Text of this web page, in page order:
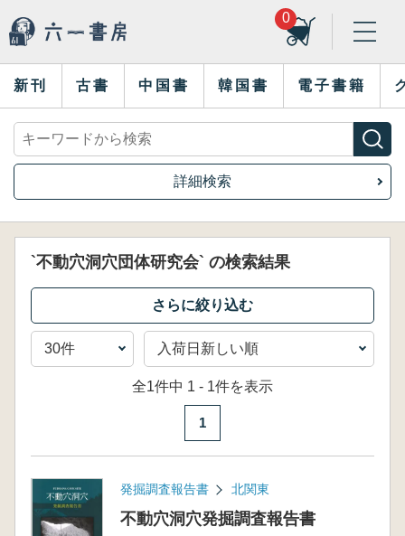
0
新刊 古書 中国書 韓国書 電子書籍
詳細検索
`不動穴洞穴団体研究会` の検索結果
全1件中 1 - 1件を表示
1
発掘調査報告書 北関東
不動穴洞穴発掘調査報告書